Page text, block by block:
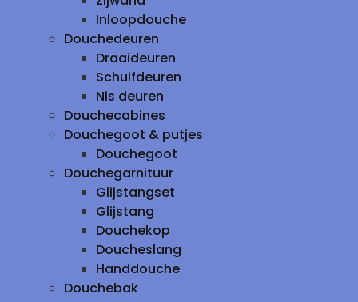
Inloopdouche
Douchedeuren
Draaideuren
Schuifdeuren
Nis deuren
Douchecabines
Douchegoot & putjes
Douchegoot
Douchegarnituur
Glijstangset
Glijstang
Douchekop
Doucheslang
Handdouche
Douchebak